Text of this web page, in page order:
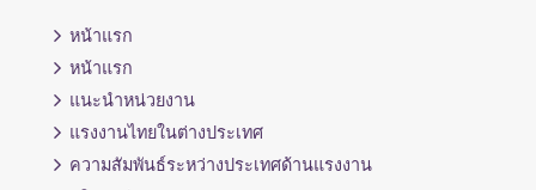
หน้าแรก
หน้าแรก
แนะนำหน่วยงาน
แรงงานไทยในต่างประเทศ
ความสัมพันธ์ระหว่างประเทศด้านแรงงาน